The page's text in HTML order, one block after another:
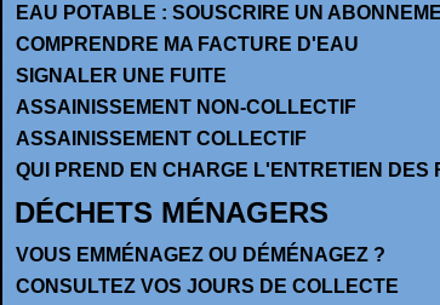
EAU POTABLE : SOUSCRIRE UN
COMPRENDRE MA FACTURE D'EAU
SIGNALER UNE FUITE
ASSAINISSEMENT NON-COLLECTIF
ASSAINISSEMENT COLLECTIF
QUI PREND EN CHARGE L'ENTRETIEN DES
DÉCHETS MÉNAGERS
VOUS EMMÉNAGEZ OU DÉMÉNAGEZ ?
CONSULTEZ VOS JOURS DE COLLECTE